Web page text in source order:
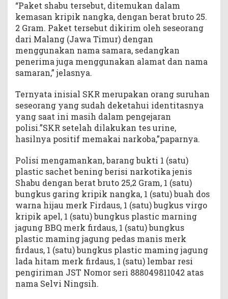
“Paket shabu tersebut, ditemukan dalam
kemasan kripik nangka, dengan berat bruto 25.
2 Gram. Paket tersebut dikirim oleh seseorang
dari Malang (Jawa Timur) dengan
menggunakan nama samara, sedangkan
penerima juga menggunakan alamat dan nama
samaran,” jelasnya.
Ternyata inisial SKR merupakan orang suruhan
seseorang yang sudah deketahui identitasnya
yang saat ini masih dalam pengejaran
polisi.”SKR setelah dilakukan tes urine,
hasilnya positif memakai narkoba,”paparnya.
Polisi mengamankan, barang bukti 1 (satu)
plastic sachet bening berisi narkotika jenis
Shabu dengan berat bruto 25,2 Gram, 1 (satu)
bungkus garing kripik nangka, 1 (satu) buah dos
warna hijau merk Firdaus, 1 (satu) bugkus virgo
kripik apel, 1 (satu) bungkus plastic marning
jagung BBQ merk firdaus, 1 (satu) bungkus
plastic maming jagung pedas manis merk
firdaus, 1 (satu) bungkus plastic maming jagung
lada hitam merk firdaus, 1 (satu) lembar resi
pengiriman JST Nomor seri 888049811042 atas
nama Selvi Ningsih.